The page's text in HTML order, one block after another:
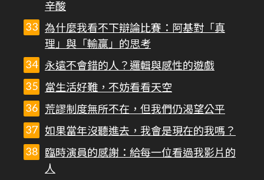
辛酸
為什麼我看不下辯論比賽：阿基對「真
理」與「輸贏」的思考
永遠不會錯的人？邏輯與感性的遊戲
當生活好難，不妨看看天空
荒謬制度無所不在，但我們仍渴望公平
如果當年沒聽進去，我會是現在的我嗎？
臨時演員的感謝：給每一位看過我影片的
人